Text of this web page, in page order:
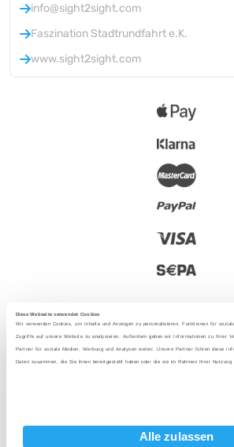
Diese Webseite verwendet Cookies
Wir verwenden Cookies, um Inhalte und Anzeigen zu personalisieren, Funktionen für
Zugriffe auf unsere Website zu analysieren. Außerdem geben wir Informationen zu Ihrer
Partner für soziale Medien, Werbung und Analysen weiter. Unsere Partner führen diese
Daten zusammen, die Sie ihnen bereitgestellt haben oder die sie im Rahmen Ihrer Nutzung
Alle zulassen
info@sight2sight.com
Faszination Stadtrundfahrt e.K.
www.sight2sight.com
2025 - Mit Liebe aus